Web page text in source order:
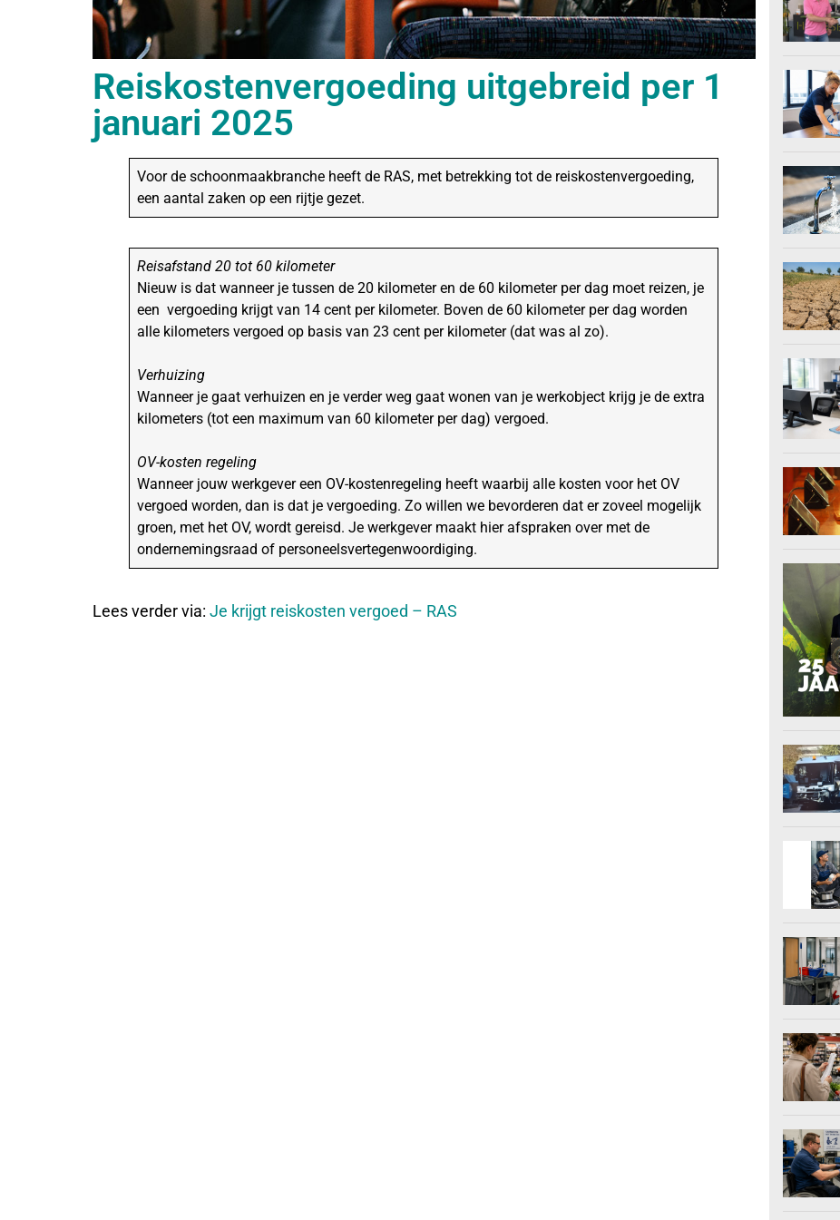
Reiskostenvergoeding uitgebreid per 1
januari 2025
Voor de schoonmaakbranche heeft de RAS, met betrekking tot de reiskostenvergoeding,
een aantal zaken op een rijtje gezet.
Reisafstand 20 tot 60 kilometer
Nieuw is dat wanneer je tussen de 20 kilometer en de 60 kilometer per dag moet reizen, je
een vergoeding krijgt van 14 cent per kilometer. Boven de 60 kilometer per dag worden
alle kilometers vergoed op basis van 23 cent per kilometer (dat was al zo).
Verhuizing
Wanneer je gaat verhuizen en je verder weg gaat wonen van je werkobject krijg je de extra
kilometers (tot een maximum van 60 kilometer per dag) vergoed.
OV-kosten regeling
Wanneer jouw werkgever een OV-kostenregeling heeft waarbij alle kosten voor het OV
vergoed worden, dan is dat je vergoeding. Zo willen we bevorderen dat er zoveel mogelijk
groen, met het OV, wordt gereisd. Je werkgever maakt hier afspraken over met de
ondernemingsraad of personeelsvertegenwoordiging.
Lees verder via: Je krijgt reiskosten vergoed – RAS